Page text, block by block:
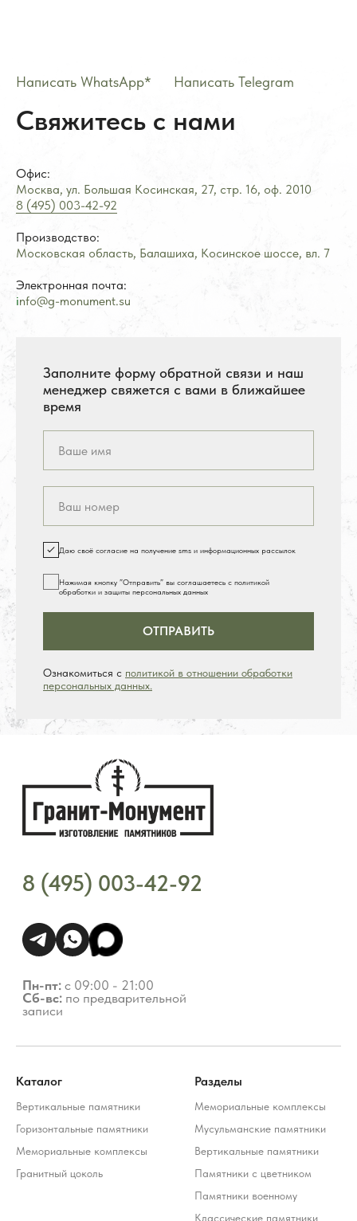
Написать WhatsApp* Написать Telegram
Свяжитесь с нами
Офис:
Москва, ул. Большая Косинская, 27, стр. 16, оф. 2010
8 (495) 003-42-92
Производство:
Московская область, Балашиха, Косинское шоссе, вл. 7
Электронная почта:
info@g-monument.su
Заполните форму обратной связи и наш
менеджер свяжется с вами в ближайшее
время
Даю своё согласие на получение sms и информационных рассылок
Нажимая кнопку ”Отправить” вы соглашаетесь с политикой
обработки и защиты персональных данных
ОТПРАВИТЬ
Ознакомиться с политикой в отношении обработки
персональных данных.
Каталог
Вертикальные памятники
Горизонтальные памятники
Мемориальные комплексы
Гранитный цоколь
Разделы
Мемориальные комплексы
Мусульманские памятники
Вертикальные памятники
Памятники с цветником
Памятники военному
Классические памятники
Стоимость услуг зависит от выбранного продукта и
*Meta Platforms Inc. (Facebook, Instagram, WhatsApp) признана
деятельность Meta, но использует WhatsApp исключительно по выбору